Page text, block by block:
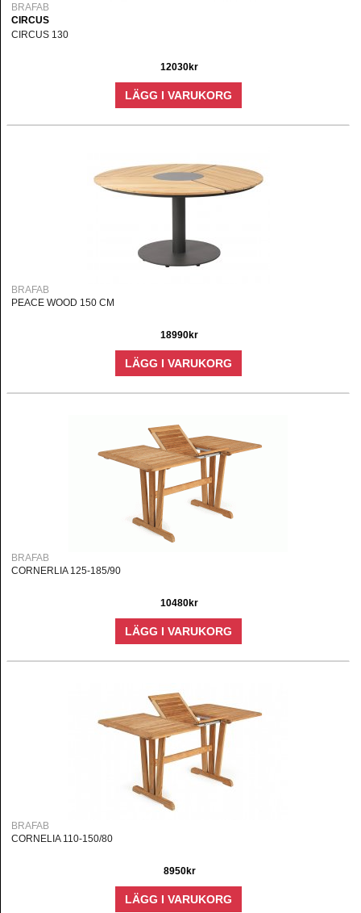
BRAFAB
CIRCUS
CIRCUS 130
12030kr
LÄGG I VARUKORG
BRAFAB
PEACE WOOD 150 CM
18990kr
LÄGG I VARUKORG
BRAFAB
CORNERLIA 125-185/90
10480kr
LÄGG I VARUKORG
BRAFAB
CORNELIA 110-150/80
8950kr
LÄGG I VARUKORG